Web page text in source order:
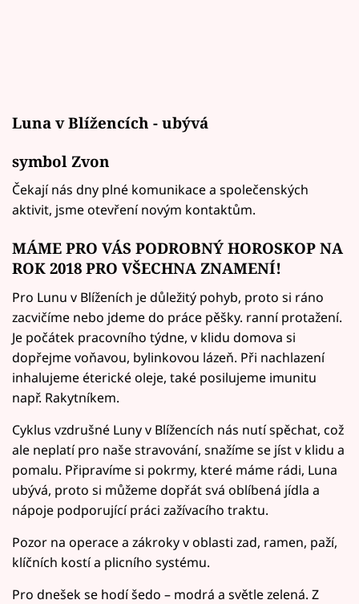
Luna v Blížencích - ubývá
symbol Zvon
Čekají nás dny plné komunikace a společenských
aktivit, jsme otevření novým kontaktům.
MÁME PRO VÁS PODROBNÝ HOROSKOP NA
ROK 2018 PRO VŠECHNA ZNAMENÍ!
Pro Lunu v Blíženích je důležitý pohyb, proto si ráno
zacvičíme nebo jdeme do práce pěšky. ranní protažení.
Je počátek pracovního týdne, v klidu domova si
dopřejme voňavou, bylinkovou lázeň. Při nachlazení
inhalujeme éterické oleje, také posilujeme imunitu
např. Rakytníkem.
Cyklus vzdrušné Luny v Blížencích nás nutí spěchat, což
ale neplatí pro naše stravování, snažíme se jíst v klidu a
pomalu. Připravíme si pokrmy, které máme rádi, Luna
ubývá, proto si můžeme dopřát svá oblíbená jídla a
nápoje podporující práci zažívacího traktu.
Pozor na operace a zákroky v oblasti zad, ramen, paží,
klíčních kostí a plicního systému.
Pro dnešek se hodí šedo – modrá a světle zelená. Z